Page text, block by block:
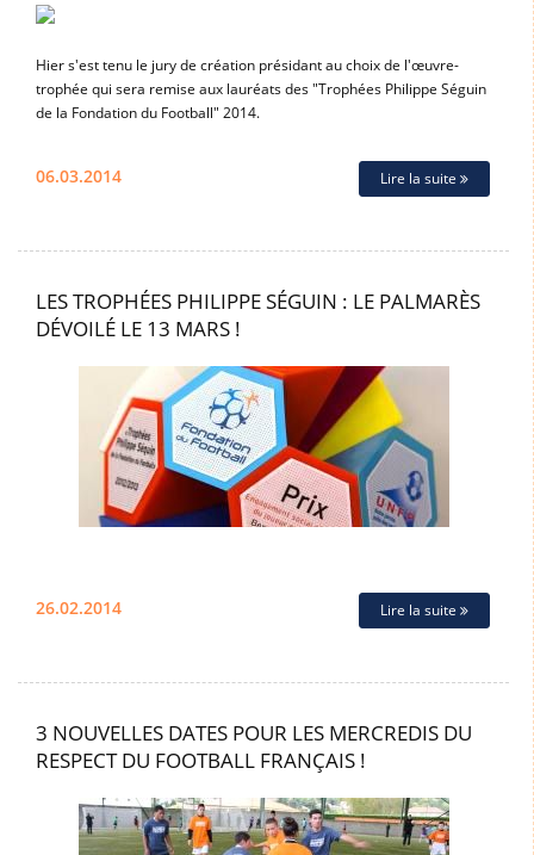
Hier s'est tenu le jury de création présidant au choix de l'œuvre-
trophée qui sera remise aux lauréats des "Trophées Philippe Séguin
de la Fondation du Football" 2014.
06.03.2014 Lire la suite
LES TROPHÉES PHILIPPE SÉGUIN : LE PALMARÈS
DÉVOILÉ LE 13 MARS !
26.02.2014 Lire la suite
3 NOUVELLES DATES POUR LES MERCREDIS DU
RESPECT DU FOOTBALL FRANÇAIS !